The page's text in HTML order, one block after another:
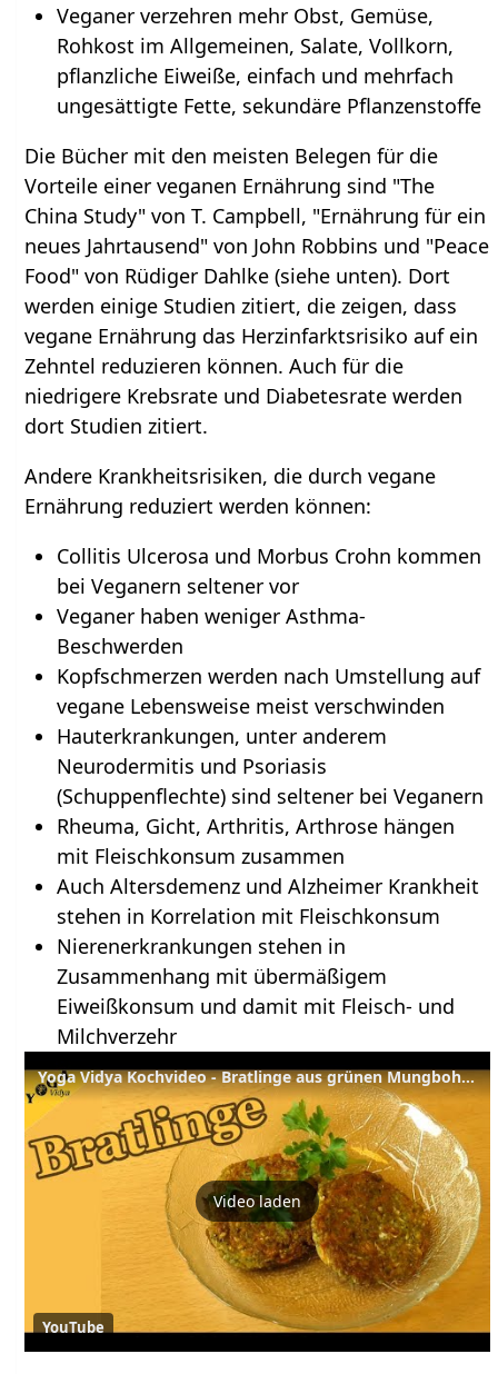
Veganer verzehren mehr Obst, Gemüse,
Rohkost im Allgemeinen, Salate, Vollkorn,
pflanzliche Eiweiße, einfach und mehrfach
ungesättigte Fette, sekundäre Pflanzenstoffe
Die Bücher mit den meisten Belegen für die
Vorteile einer veganen Ernährung sind "The
China Study" von T. Campbell, "Ernährung für ein
neues Jahrtausend" von John Robbins und "Peace
Food" von Rüdiger Dahlke (siehe unten). Dort
werden einige Studien zitiert, die zeigen, dass
vegane Ernährung das Herzinfarktsrisiko auf ein
Zehntel reduzieren können. Auch für die
niedrigere Krebsrate und Diabetesrate werden
dort Studien zitiert.
Andere Krankheitsrisiken, die durch vegane
Ernährung reduziert werden können:
Collitis Ulcerosa und Morbus Crohn kommen
bei Veganern seltener vor
Veganer haben weniger Asthma-
Beschwerden
Kopfschmerzen werden nach Umstellung auf
vegane Lebensweise meist verschwinden
Hauterkrankungen, unter anderem
Neurodermitis und Psoriasis
(Schuppenflechte) sind seltener bei Veganern
Rheuma, Gicht, Arthritis, Arthrose hängen
mit Fleischkonsum zusammen
Auch Altersdemenz und Alzheimer Krankheit
stehen in Korrelation mit Fleischkonsum
Nierenerkrankungen stehen in
Zusammenhang mit übermäßigem
Eiweißkonsum und damit mit Fleisch- und
Milchverzehr
Yoga Vidya Kochvideo - Bratlinge aus grünen Mungbohnen
Video laden
YouTube